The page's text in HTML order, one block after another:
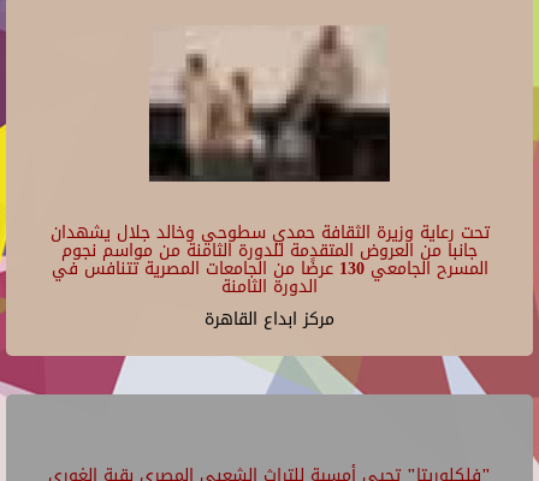
تحت رعاية وزيرة الثقافة حمدي سطوحي وخالد جلال يشهدان
جانبا من العروض المتقدمة للدورة الثامنة من مواسم نجوم
المسرح الجامعي 130 عرضًا من الجامعات المصرية تتنافس في
الدورة الثامنة
مركز ابداع القاهرة